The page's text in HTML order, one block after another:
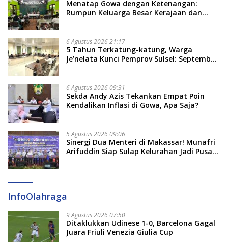
Menatap Gowa dengan Ketenangan:
Rumpun Keluarga Besar Kerajaan dan
Soal Adat dan Adab
6 Agustus 2026 21:17
5 Tahun Terkatung-katung, Warga
Je’nelata Kunci Pemprov Sulsel: September
6 Agustus 2026 09:31
Sekda Andy Azis Tekankan Empat Poin
Kendalikan Inflasi di Gowa, Apa Saja?
5 Agustus 2026 09:06
Sinergi Dua Menteri di Makassar! Munafri
Arifuddin Siap Sulap Kelurahan Jadi Pusat
InfoOlahraga
9 Agustus 2026 07:50
Ditaklukkan Udinese 1-0, Barcelona Gagal
Juara Friuli Venezia Giulia Cup